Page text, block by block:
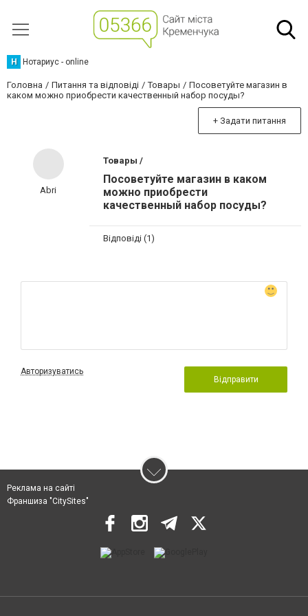
Н Нотариус - online
Головна Питання та відповіді Товары
Посоветуйте магазин в
каком можно приобрести качественный набор посуды?
+ Задати питання
Abri
Товары /
Посоветуйте магазин в каком
можно приобрести
качественный набор посуды?
Відповіді (1)
Авторизуватись
Відправити
Реклама на сайті
Франшиза "CitySites"